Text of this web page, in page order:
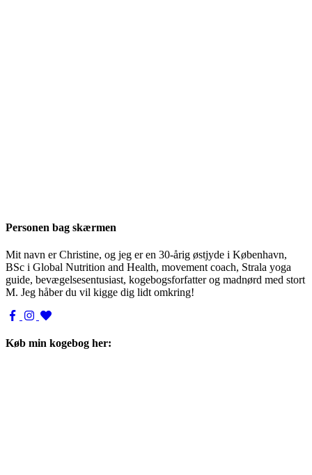
Personen bag skærmen
Mit navn er Christine, og jeg er en 30-årig østjyde i København,
BSc i Global Nutrition and Health, movement coach, Strala yoga
guide, bevægelsesentusiast, kogebogsforfatter og madnørd med stort
M. Jeg håber du vil kigge dig lidt omkring!
Køb min kogebog her: